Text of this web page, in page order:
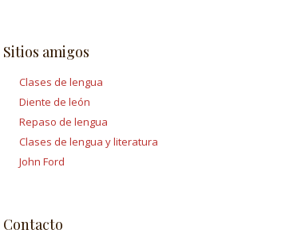
Sitios amigos
Clases de lengua
Diente de león
Repaso de lengua
Clases de lengua y literatura
John Ford
Contacto